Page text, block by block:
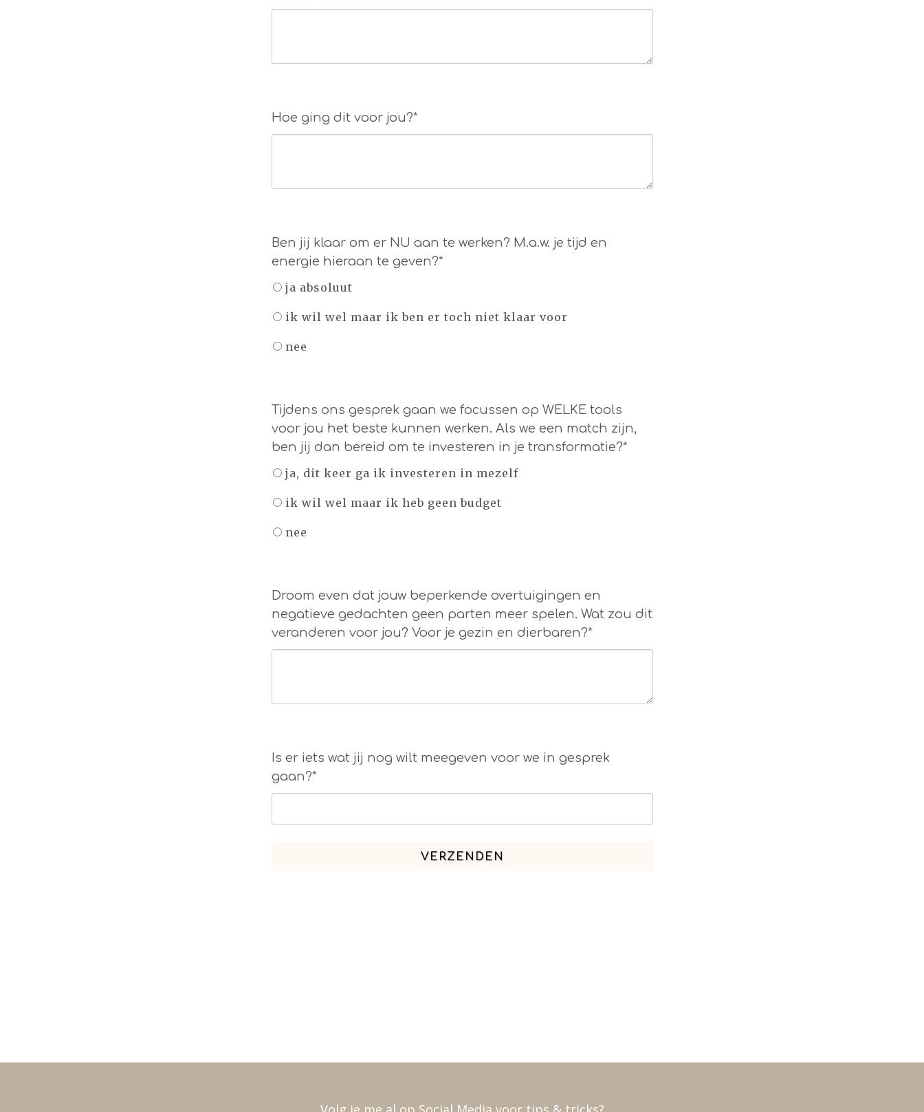
Hoe ging dit voor jou?*
Ben jij klaar om er NU aan te werken? M.a.w. je tijd en
energie hieraan te geven?*
ja absoluut
ik wil wel maar ik ben er toch niet klaar voor
nee
Tijdens ons gesprek gaan we focussen op WELKE tools
voor jou het beste kunnen werken. Als we een match zijn,
ben jij dan bereid om te investeren in je transformatie?*
ja, dit keer ga ik investeren in mezelf
ik wil wel maar ik heb geen budget
nee
Droom even dat jouw beperkende overtuigingen en
negatieve gedachten geen parten meer spelen. Wat zou dit
veranderen voor jou? Voor je gezin en dierbaren?*
Is er iets wat jij nog wilt meegeven voor we in gesprek
gaan?*
VERZENDEN